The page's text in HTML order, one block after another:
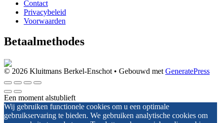
Contact
Privacybeleid
Voorwaarden
Betaalmethodes
© 2026 Kluitmans Berkel-Enschot • Gebouwd met GeneratePress
Een moment alstublieft
Wij gebruiken functionele cookies om u een optimale
gebruikservaring te bieden. We gebruiken analytische cookies om